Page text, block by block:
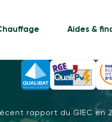
Aides &
rapport du GIEC en